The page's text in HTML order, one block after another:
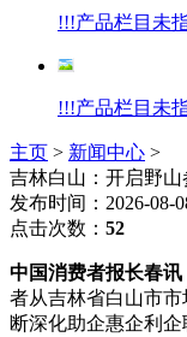
!!!产品栏目未
!!!产品栏目未
主页 > 新闻中心 >
吉林白山：开启野
发布时间：2026-08-
点击次数： 52
中国消费者报长春讯
者从吉林省白山市
断深化助企惠企利